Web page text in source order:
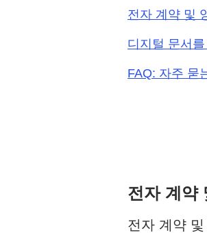
전자 계약 및
디지털 문서
FAQ: 자주 묻
전자 계약
전자 계약